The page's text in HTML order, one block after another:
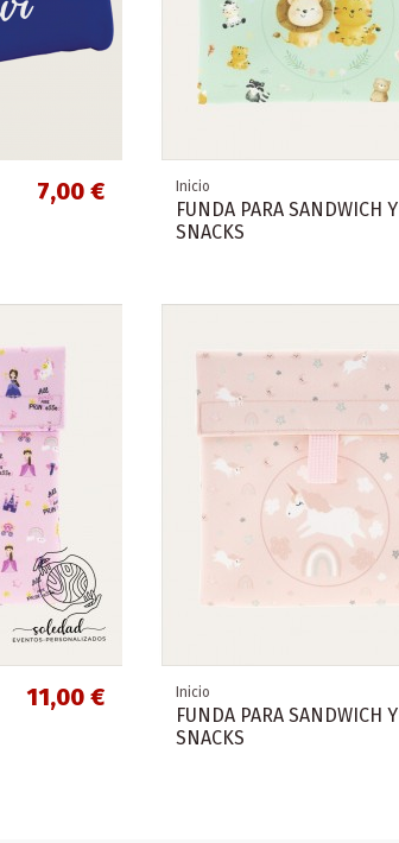
7,00 € Inicio
FUNDA PARA SANDWICH Y
SNACKS
11,00 € Inicio
FUNDA PARA SANDWICH Y
SNACKS